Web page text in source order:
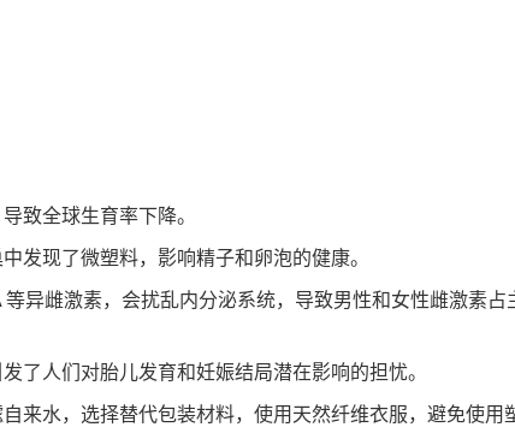
致全球生育率下降。
发现了微塑料，影响精子和卵泡的健康。
异雌激素，会扰乱内分泌系统，导致男性和女性雌激素占
了人们对胎儿发育和妊娠结局潜在影响的担忧。
来水，选择替代包装材料，使用天然纤维衣服，避免使用